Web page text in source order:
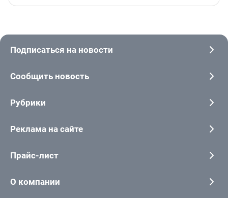
Подписаться на новости
Сообщить новость
Рубрики
Реклама на сайте
Прайс-лист
О компании